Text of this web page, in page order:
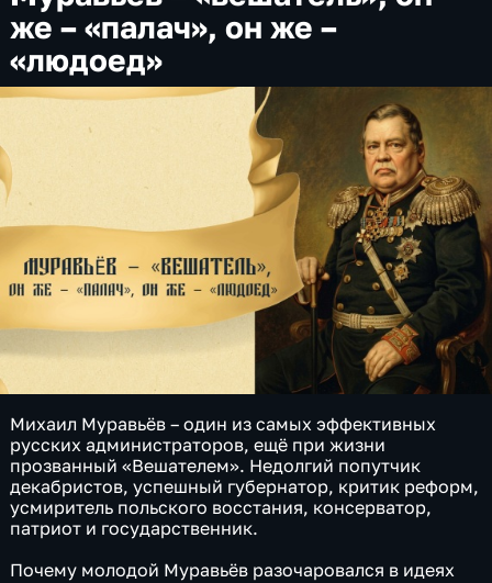
же – «палач», он же –
«людоед»
Михаил Муравьёв – один из самых эффективных
русских администраторов, ещё при жизни
прозванный «Вешателем». Недолгий попутчик
декабристов, успешный губернатор, критик реформ,
усмиритель польского восстания, консерватор,
патриот и государственник.
Почему молодой Муравьёв разочаровался в идеях